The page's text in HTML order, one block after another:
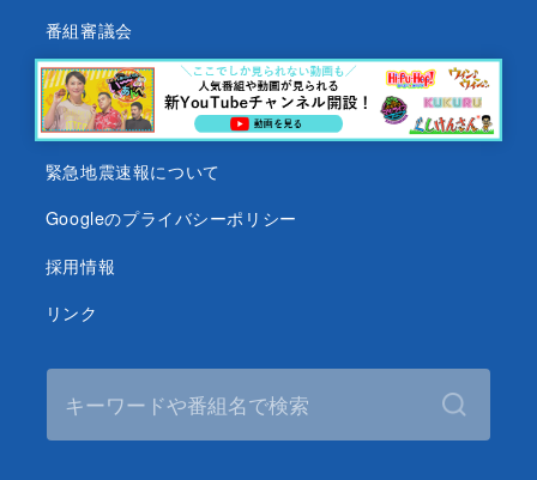
番組審議会
沖縄テレビ名義の後援依頼について
テレビ視聴データについて
緊急地震速報について
Googleのプライバシーポリシー
採用情報
リンク